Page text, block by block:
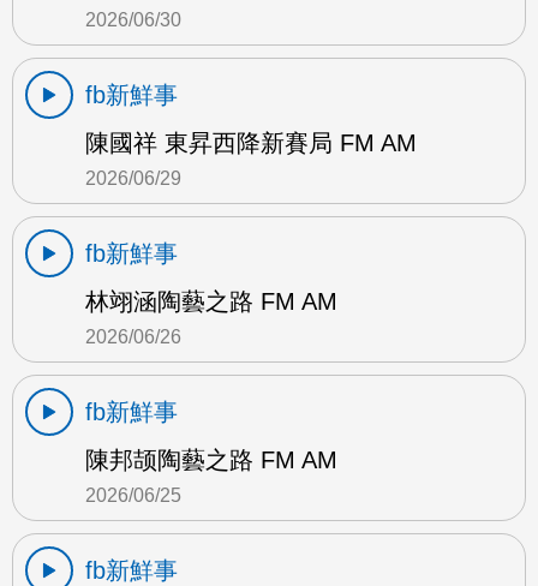
2026/06/30
fb新鮮事
陳國祥 東昇西降新賽局 FM AM
2026/06/29
fb新鮮事
林翊涵陶藝之路 FM AM
2026/06/26
fb新鮮事
陳邦颉陶藝之路 FM AM
2026/06/25
fb新鮮事